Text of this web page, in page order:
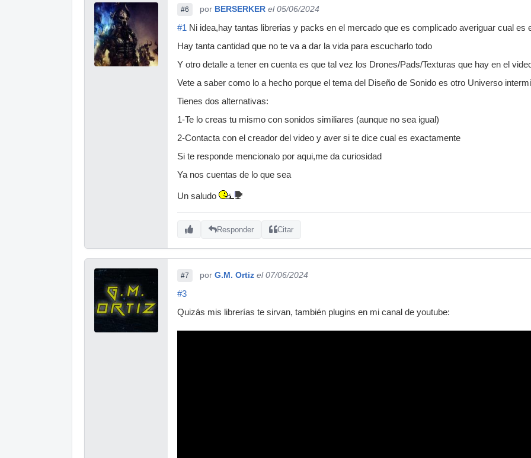
#6 por BERSERKER el 05/06/2024
#1 Ni idea,hay tantas librerias y packs en el mercado que es complicado averiguar cual es
Hay tanta cantidad que no te va a dar la vida para escucharlo todo
Y otro detalle a tener en cuenta es que tal vez los Drones/Pads/Texturas que hay en el
Vete a saber como lo a hecho porque el tema del Diseño de Sonido es otro Universo
Tienes dos alternativas:
1-Te lo creas tu mismo con sonidos similiares (aunque no sea igual)
2-Contacta con el creador del video y aver si te dice cual es exactamente
Si te responde mencionalo por aqui,me da curiosidad
Ya nos cuentas de lo que sea
Un saludo
Responder Citar
#7 por G.M. Ortiz el 07/06/2024
#3
Quizás mis librerías te sirvan, también plugins en mi canal de youtube: